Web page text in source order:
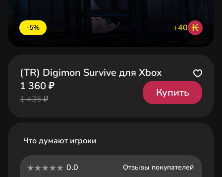
-5% +40 ₭
(TR) Digimon Survive для Xbox
1 360 ₽
1 435 ₽
Купить
Что думают игроки
0.0
Отзывы покупателей